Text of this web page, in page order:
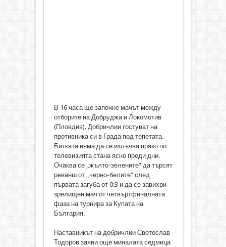
В 16 часа ще започне мачът между
отборите на Добруджа и Локомотив
(Пловдив). Добричлии гостуват на
противника си в Града под тепетата.
Битката няма да се излъчва пряко по
телевизията стана ясно преди дни.
Очаква се „жълто-зелените” да търсят
реванш от „черно-белите” след
първата загуба от 0:3 и да се завихри
зрелищен мач от четвъртфиналната
фаза на турнира за Купата на
България.
Наставникът на добричлии Светослав
Тодоров заяви още миналата седмица